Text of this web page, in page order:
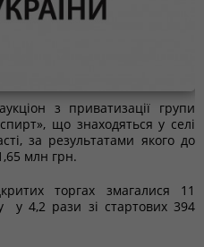
з приватизації групи
що знаходяться у селі
за результатами якого до
млн грн.
торгах змагалися 11
у 4,2 рази зі стартових 394